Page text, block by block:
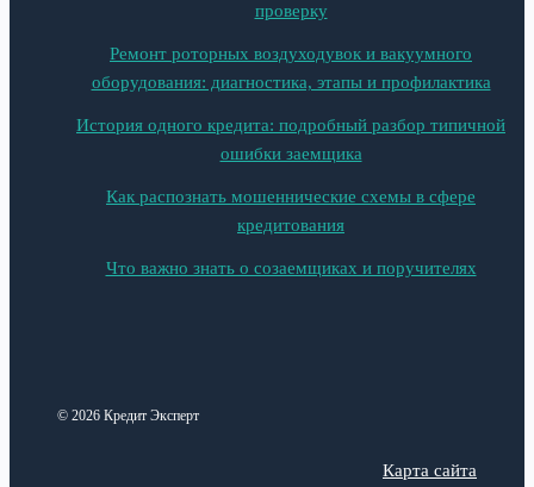
проверку
Ремонт роторных воздуходувок и вакуумного
оборудования: диагностика, этапы и профилактика
История одного кредита: подробный разбор типичной
ошибки заемщика
Как распознать мошеннические схемы в сфере
кредитования
Что важно знать о созаемщиках и поручителях
© 2026 Кредит Эксперт
Карта сайта